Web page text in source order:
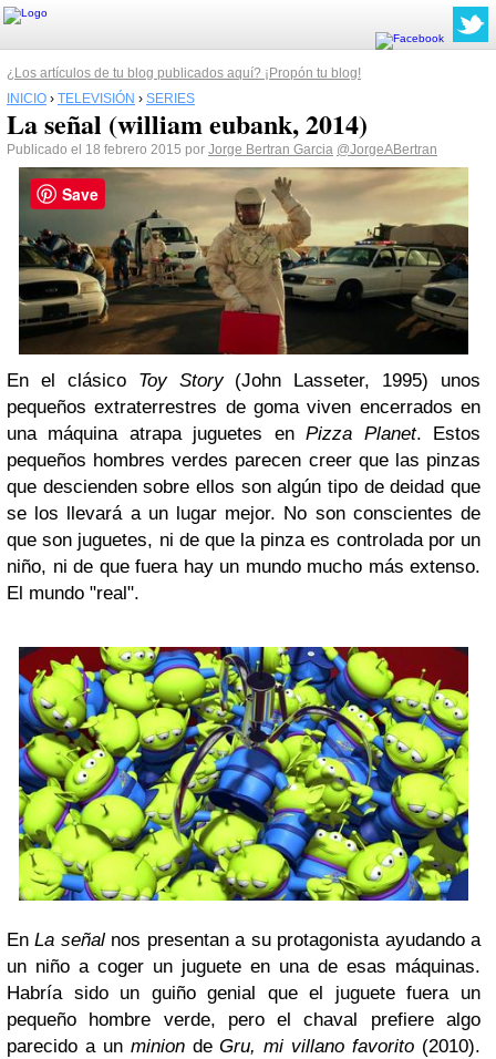
¿Los artículos de tu blog publicados aquí? ¡Propón tu blog!
INICIO › TELEVISIÓN › SERIES
La señal (william eubank, 2014)
Publicado el 18 febrero 2015 por Jorge Bertran Garcia @JorgeABertran
En el clásico Toy Story(John Lasseter, 1995) unos
pequeños extraterrestres de goma viven encerrados en
una máquina atrapa juguetes enPizza Planet. Estos
pequeños hombres verdes parecen creer que las pinzas
que descienden sobre ellos son algún tipo de deidad que
se los llevará a un lugar mejor. No son conscientes de
que son juguetes, ni de que la pinza es controlada por un
niño, ni de que fuera hay un mundo mucho más extenso.
El mundo "real".
EnLa señalnos presentan a su protagonista ayudando a
un niño a coger un juguete en una de esas máquinas.
Habría sido un guiño genial que el juguete fuera un
pequeño hombre verde, pero el chaval prefiere algo
parecido a un miniondeGru, mi villano favorito (2010).
Save